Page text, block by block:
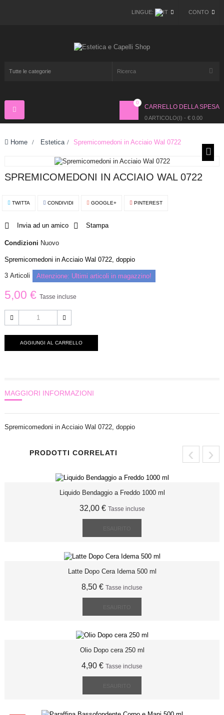
CONTO
LINGUE:
CARRELLO DELLA SPESA
0 ARTICOLO(I) - € 0.00
0
Navigazione
Toggle
Home > Estetica > Spremicomedoni in Acciaio Wal 0722
SPREMICOMEDONI IN ACCIAIO WAL 0722
TWITTA CONDIVIDI GOOGLE+ PINTEREST
Invia ad un amico Stampa
Condizioni Nuovo
Spremicomedoni in Acciaio Wal 0722, doppio
3 Articoli Attenzione: Ultimi articoli in magazzino!
5,00 € Tasse incluse
AGGIUNGI AL CARRELLO
MAGGIORI INFORMAZIONI
Spremicomedoni in Acciaio Wal 0722, doppio
PRODOTTI CORRELATI ‹ ›
Liquido Bendaggio a Freddo 1000 ml
32,00 € Tasse incluse
Latte Dopo Cera Idema 500 ml
8,50 € Tasse incluse
Olio Dopo cera 250 ml
4,90 € Tasse incluse